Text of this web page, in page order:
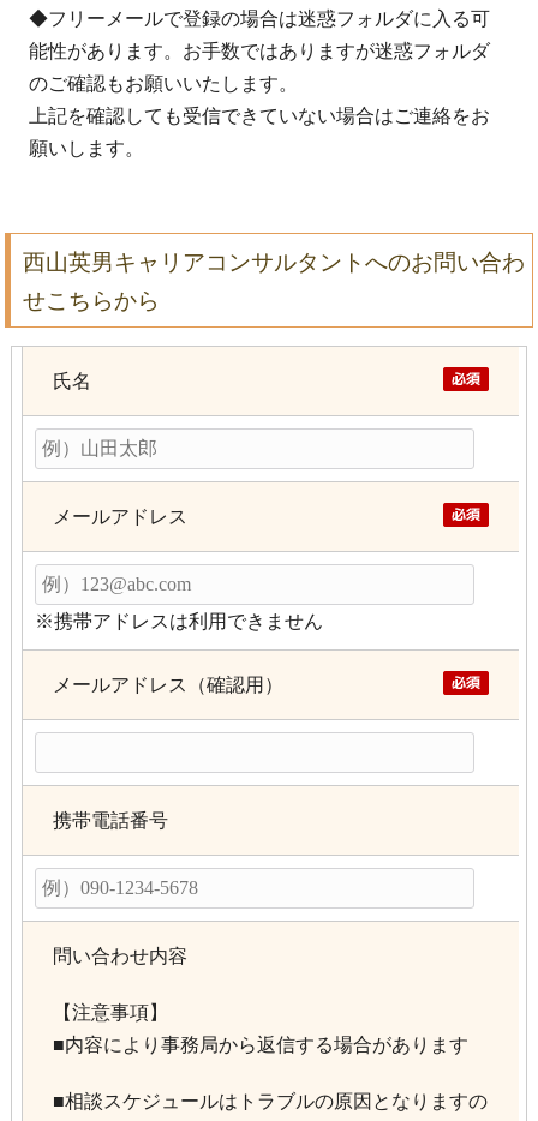
◆フリーメールで登録の場合は迷惑フォルダに入る可
能性があります。お手数ではありますが迷惑フォルダ
のご確認もお願いいたします。
上記を確認しても受信できていない場合はご連絡をお
願いします。
西山英男キャリアコンサルタントへのお問い合わ
せこちらから
氏名
メールアドレス
※携帯アドレスは利用できません
メールアドレス（確認用）
携帯電話番号
問い合わせ内容
【注意事項】
■内容により事務局から返信する場合があります
■相談スケジュールはトラブルの原因となりますの